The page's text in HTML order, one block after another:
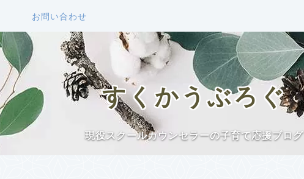
お問い合わせ
すくかうぶろぐ
現役スクールカウンセラーの子育て応援ブログ